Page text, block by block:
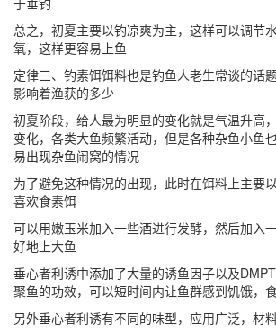
总之，初夏主要以钓凉爽为主，这样可以调节
氧，这样更容易上鱼
定律三、钓素饵饵料也是钓鱼人老生常谈的话
影响着渔获的多少
初夏阶段，给人最为明显的变化就是气温升高
变化，各类大鱼频繁活动，但是各种杂鱼小鱼
易出现杂鱼闹窝的情况
为了避免这种情况的出现，此时在饵料上主要
喜欢食素饵
可以用嫩玉米加入一些酒进行发酵，然后加入
好地上大鱼
垂心者利诱中添加了大量的诱鱼因子以及
聚鱼的功效，可以短时间内让鱼群感到饥饿，
另外垂心者利诱有不同的味型，应用广泛，材